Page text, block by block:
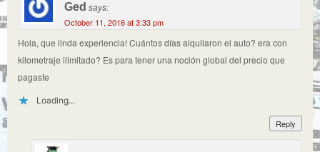
Ged says:
October 11, 2016 at 3:33 pm
Hola, que linda experiencia! Cuántos días alquilaron el auto? era con
kilometraje ilimitado? Es para tener una noción global del precio que
pagaste
Loading...
Reply